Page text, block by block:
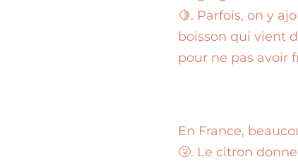
🍋. Parfois, on y
boisson qui vient
pour ne pas avoir
En France,
🤧. Le citron